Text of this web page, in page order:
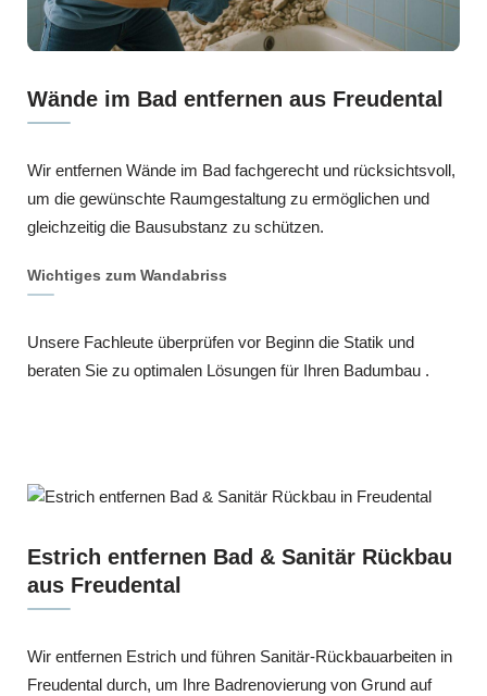
Wände im Bad entfernen aus Freudental
Wir entfernen Wände im Bad fachgerecht und rücksichtsvoll,
um die gewünschte Raumgestaltung zu ermöglichen und
gleichzeitig die Bausubstanz zu schützen.
Wichtiges zum Wandabriss
Unsere Fachleute überprüfen vor Beginn die Statik und
beraten Sie zu optimalen Lösungen für Ihren Badumbau .
Estrich entfernen Bad & Sanitär Rückbau
aus Freudental
Wir entfernen Estrich und führen Sanitär-Rückbauarbeiten in
Freudental durch, um Ihre Badrenovierung von Grund auf